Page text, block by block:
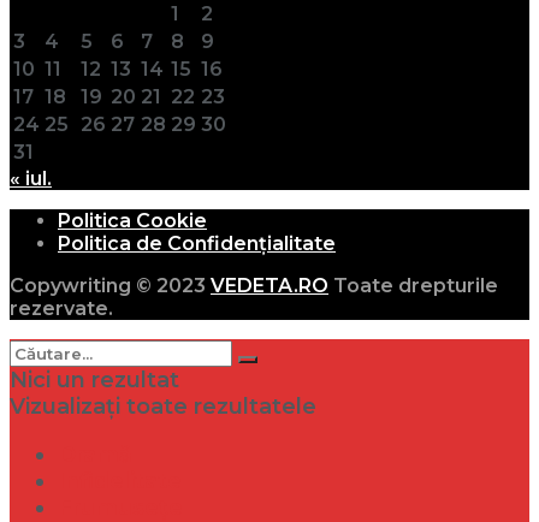
1
2
3
4 5 6 7 8
9
10 11 12 13 14 15 16
17 18 19 20 21 22 23
24 25 26 27 28 29 30
31
« iul.
Politica Cookie
Politica de Confidențialitate
Copywriting © 2023 VEDETA.RO Toate drepturile
rezervate.
Nici un rezultat
Vizualizați toate rezultatele